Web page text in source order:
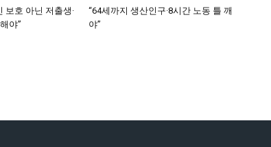
보호 아닌 저출생·
야”
“64세까지 생산인구·8시간 노동 틀 깨
야”